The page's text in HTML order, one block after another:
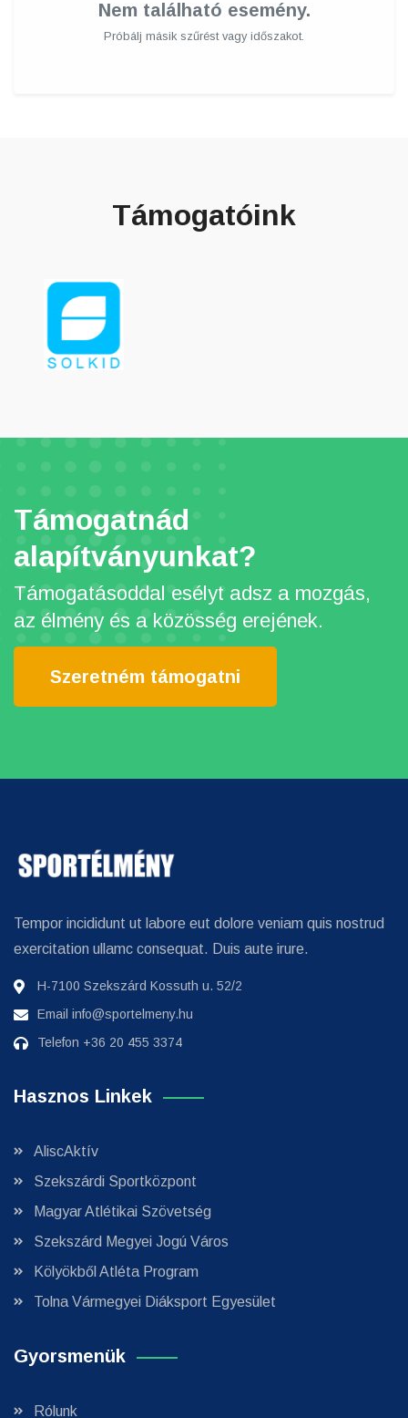
Nem található esemény.
Próbálj másik szűrést vagy időszakot.
Támogatóink
Támogatnád
alapítványunkat?
Támogatásoddal esélyt adsz a mozgás,
az élmény és a közösség erejének.
Szeretném támogatni
Tempor incididunt ut labore eut dolore veniam quis nostrud
exercitation ullamc consequat. Duis aute irure.
H-7100 Szekszárd Kossuth u. 52/2
Email info@sportelmeny.hu
Telefon +36 20 455 3374
Hasznos Linkek
AliscAktív
Szekszárdi Sportközpont
Magyar Atlétikai Szövetség
Szekszárd Megyei Jogú Város
Kölyökből Atléta Program
Tolna Vármegyei Diáksport Egyesület
Gyorsmenük
Rólunk